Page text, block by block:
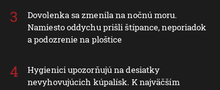
Rozhodnutie vlastníka nestačí, potrebný je aj
súhlas susedov
Namiesto oddychu prišli štípance, neporiadok
a podozrenie na ploštice